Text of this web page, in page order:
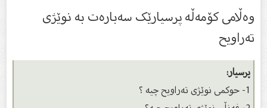
وەڵامى کۆمەڵە پرسیارێک سەبارەت بە نوێژى
تەراویح
پرسیار: